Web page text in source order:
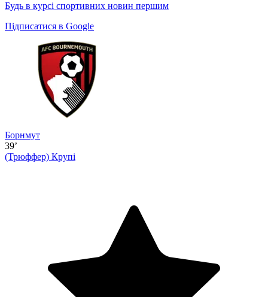
Будь в курсі спортивних новин першим
Підписатися в Google
Борнмут
39’
(Трюффер) Крупі